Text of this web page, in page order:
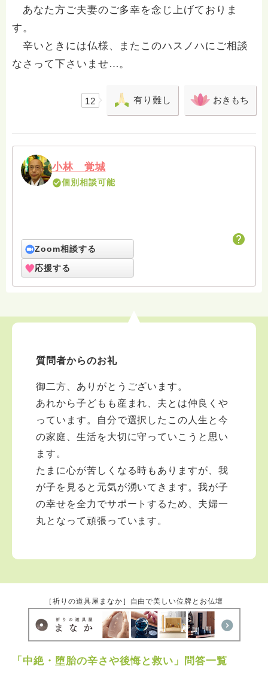
あなた方ご夫妻のご多幸を念じ上げておりま
す。
辛いときには仏様、またこのハスノハにご相談
なさって下さいませ…。
12 有り難し おきもち
小林 覚城
個別相談可能
Zoom相談する
応援する
質問者からのお礼
御二方、ありがとうございます。
あれから子どもも産まれ、夫とは仲良くや
っています。自分で選択したこの人生と今
の家庭、生活を大切に守っていこうと思い
ます。
たまに心が苦しくなる時もありますが、我
が子を見ると元気が湧いてきます。我が子
の幸せを全力でサポートするため、夫婦一
丸となって頑張っています。
［祈りの道具屋まなか］自由で美しい位牌とお仏壇
「中絶・堕胎の辛さや後悔と救い」問答一覧